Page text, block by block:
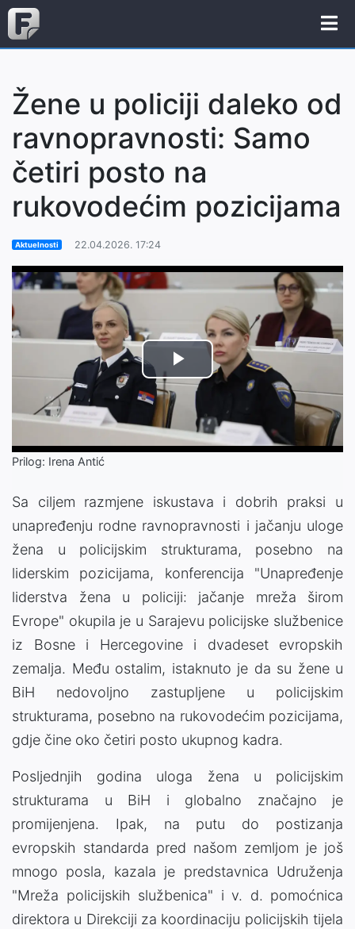
Žene u policiji daleko od
ravnopravnosti: Samo
četiri posto na
rukovodećim pozicijama
Aktuelnosti 22.04.2026. 17:24
Play
Video
Prilog: Irena Antić
Sa ciljem razmjene iskustava i dobrih praksi u
unapređenju rodne ravnopravnosti i jačanju uloge
žena u policijskim strukturama, posebno na
liderskim pozicijama, konferencija "Unapređenje
liderstva žena u policiji: jačanje mreža širom
Evrope" okupila je u Sarajevu policijske službenice
iz Bosne i Hercegovine i dvadeset evropskih
zemalja. Među ostalim, istaknuto je da su žene u
BiH nedovoljno zastupljene u policijskim
strukturama, posebno na rukovodećim pozicijama,
gdje čine oko četiri posto ukupnog kadra.
Posljednjih godina uloga žena u policijskim
strukturama u BiH i globalno značajno je
promijenjena. Ipak, na putu do postizanja
evropskih standarda pred našom zemljom je još
mnogo posla, kazala je predstavnica Udruženja
"Mreža policijskih službenica" i v. d. pomoćnica
direktora u Direkciji za koordinaciju policijskih tijela